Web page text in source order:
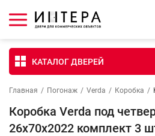
КАТАЛОГ ДВЕРЕЙ
Главная / Погонаж / Verda / Коробка /
Коробка Verda под
26х70х2022 комплект 3